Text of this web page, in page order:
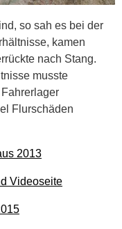
so sah es bei der
kamen
nach Stang.
musste
Flurschäden
2013
Videoseite